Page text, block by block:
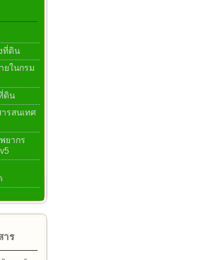
ที่ดิน
ยในกรม
ดิน
รสนเทศ
ยากร
าร